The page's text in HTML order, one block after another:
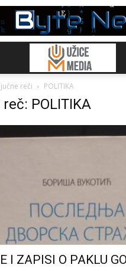
reči POLITIKA
POLITIKA
I ZAPISI O PAKLU